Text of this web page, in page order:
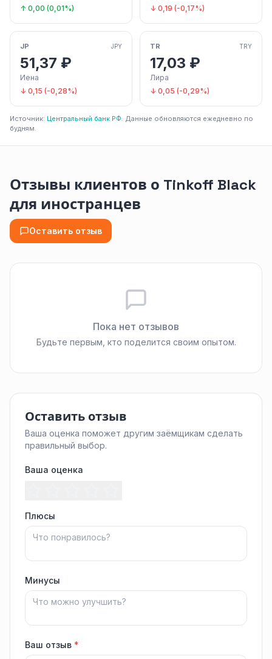
↑ 0,00 (0,01%)
↓ 0,19 (-0,17%)
JP JPY
51,37 ₽
Иена
↓ 0,15 (-0,28%)
TR TRY
17,03 ₽
Лира
↓ 0,05 (-0,29%)
Источник: Центральный банк РФ. Данные обновляются ежедневно по
будням.
Отзывы клиентов о Tinkoff Black
для иностранцев
Оставить отзыв
Пока нет отзывов
Будьте первым, кто поделится своим опытом.
Оставить отзыв
Ваша оценка поможет другим заёмщикам сделать
правильный выбор.
Ваша оценка
Плюсы
Минусы
Ваш отзыв *